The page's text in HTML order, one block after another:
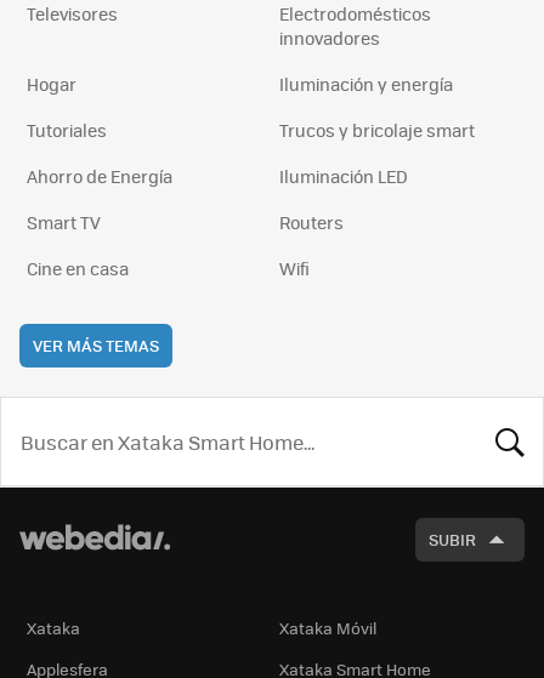
Televisores
Electrodomésticos
innovadores
Hogar
Iluminación y energía
Tutoriales
Trucos y bricolaje smart
Ahorro de Energía
Iluminación LED
Smart TV
Routers
Cine en casa
Wifi
VER MÁS TEMAS
SUBIR
Xataka
Xataka Móvil
Applesfera
Xataka Smart Home